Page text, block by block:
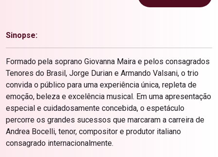
Sinopse:
Formado pela soprano Giovanna Maira e pelos consagrados
Tenores do Brasil, Jorge Durian e Armando Valsani, o trio
convida o público para uma experiência única, repleta de
emoção, beleza e excelência musical. Em uma apresentação
especial e cuidadosamente concebida, o espetáculo
percorre os grandes sucessos que marcaram a carreira de
Andrea Bocelli, tenor, compositor e produtor italiano
consagrado internacionalmente.